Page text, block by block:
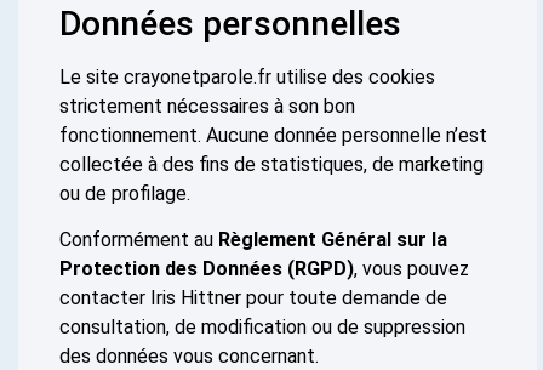
Données personnelles
Le site crayonetparole.fr utilise des cookies
strictement nécessaires à son bon
fonctionnement. Aucune donnée personnelle n’est
collectée à des fins de statistiques, de marketing
ou de profilage.
Conformément au Règlement Général sur la
Protection des Données (RGPD), vous pouvez
contacter Iris Hittner pour toute demande de
consultation, de modification ou de suppression
des données vous concernant.